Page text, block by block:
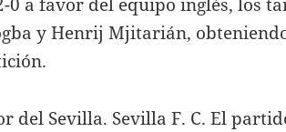
a favor del equipo inglés, los
y Henrij Mjitarián,
del Sevilla. Sevilla F. C. El